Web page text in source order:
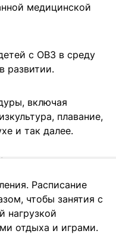
медицинской
с ОВЗ в среду
развитии.
включая
плавание,
и так далее.
Расписание
чтобы занятия с
нагрузкой
отдыха и играми.